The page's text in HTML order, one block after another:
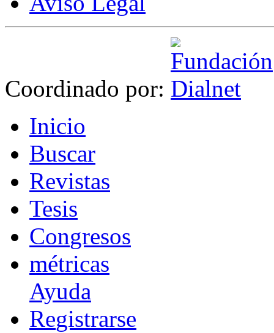
Coordinado por:
Inicio
Buscar
Revistas
Tesis
Congresos
métricas
Ayuda
Registrarse